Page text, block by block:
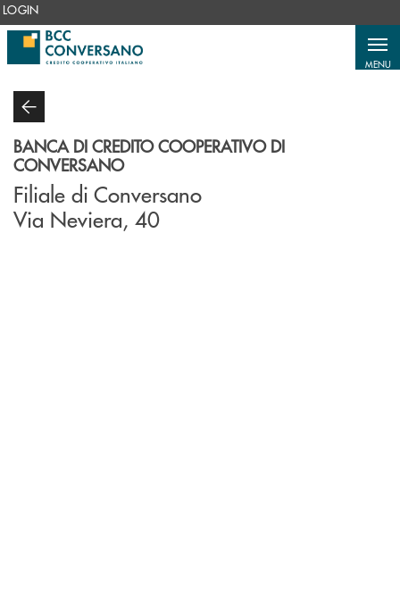
Salta al contenuto principale
LOGIN
MENU
BANCA DI CREDITO COOPERATIVO DI
CONVERSANO
Filiale di Conversano
Via Neviera, 40